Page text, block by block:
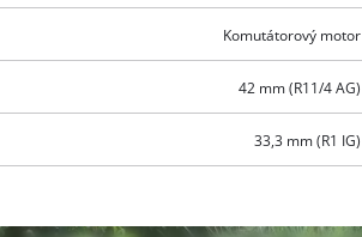
Komutátorový motor
42 mm (R11/4 AG)
33,3 mm (R1 IG)